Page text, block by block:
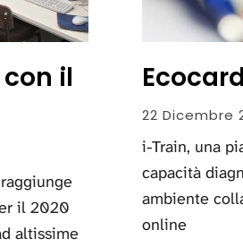
il
il 2020
altissime
22 Dicembre
i-Train, una
capacità
ambiente
online